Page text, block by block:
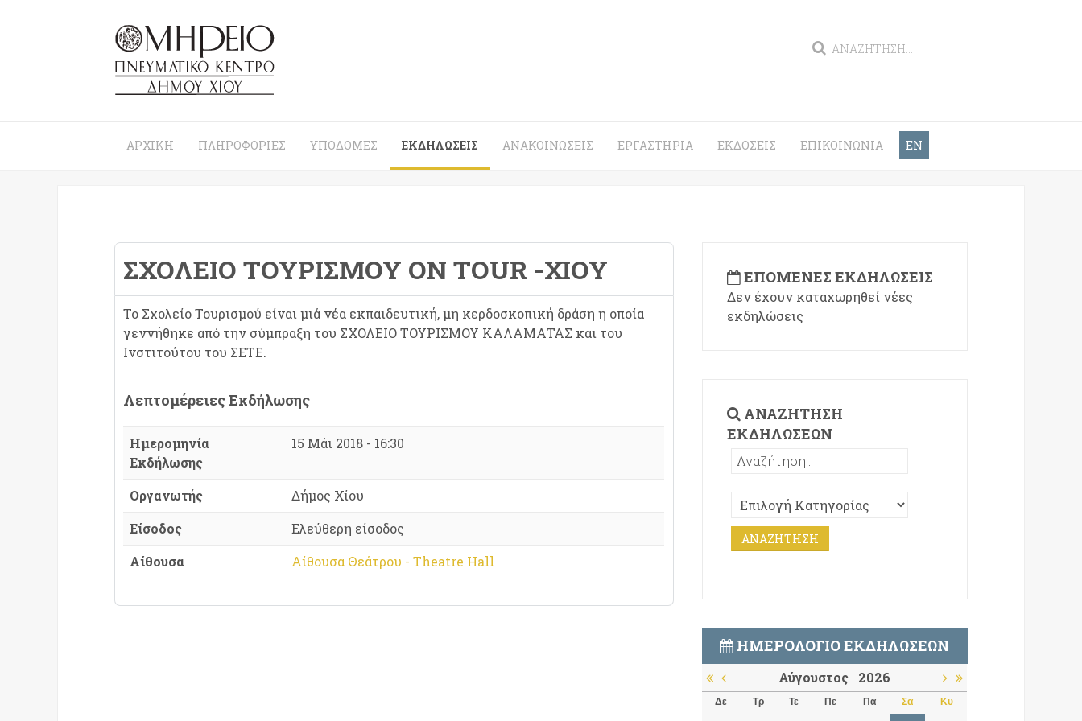
ΑΡΧΙΚΉ ΠΛΗΡΟΦΟΡΊΕΣ ΥΠΟΔΟΜΈΣ ΕΚΔΗΛΏΣΕΙΣ ΑΝΑΚΟΙΝΏΣΕΙΣ ΕΡΓΑΣΤΉΡΙΑ ΕΚΔΌΣΕΙΣ ΕΠΙΚΟΙΝΩΝΊΑ EN
ΣΧΟΛΕΊΟ ΤΟΥΡΙΣΜΟΎ ON TOUR -ΧΙΟΥ
Το Σχολείο Τουρισμού είναι μιά νέα εκπαιδευτική, μη κερδοσκοπική δράση η οποία
γεννήθηκε από την σύμπραξη του ΣΧΟΛΕΙΟ ΤΟΥΡΙΣΜΟΥ ΚΑΛΑΜΑΤΑΣ και του
Ινστιτούτου του ΣΕΤΕ.
Λεπτομέρειες Εκδήλωσης
Ημερομηνία
Εκδήλωσης
15 Μάι 2018 - 16:30
Οργανωτής
Δήμος Χίου
Είσοδος
Ελεύθερη είσοδος
Αίθουσα
Αίθουσα Θεάτρου - Theatre Hall
ΕΠΌΜΕΝΕΣ ΕΚΔΗΛΏΣΕΙΣ
Δεν έχουν καταχωρηθεί νέες
εκδηλώσεις
ΑΝΑΖΉΤΗΣΗ
ΕΚΔΗΛΏΣΕΩΝ
ΗΜΕΡΟΛΌΓΙΟ ΕΚΔΗΛΏΣΕΩΝ
Αύγουστος 2026
Δε Τρ Τε Πε Πα Σα Κυ